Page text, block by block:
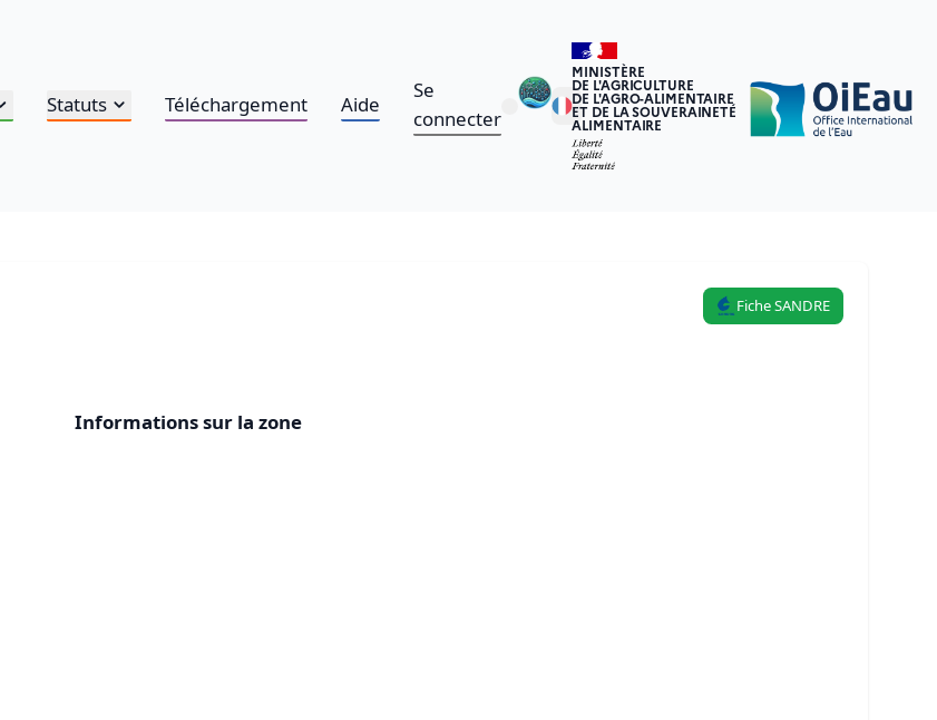
Statuts Téléchargement Aide
Se
connecter
MINISTÈRE
DE L'AGRICULTURE
DE L'AGRO-ALIMENTAIRE
ET DE LA SOUVERAINETÉ
ALIMENTAIRE
Fiche SANDRE
Informations sur la zone